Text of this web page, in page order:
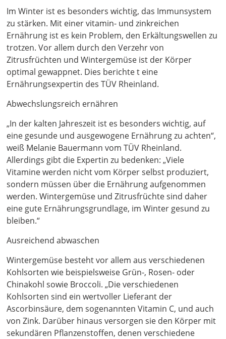
Im Winter ist es besonders wichtig, das Immunsystem
zu stärken. Mit einer vitamin- und zinkreichen
Ernährung ist es kein Problem, den Erkältungswellen zu
trotzen. Vor allem durch den Verzehr von
Zitrusfrüchten und Wintergemüse ist der Körper
optimal gewappnet. Dies berichte t eine
Ernährungsexpertin des TÜV Rheinland.
Abwechslungsreich ernähren
„In der kalten Jahreszeit ist es besonders wichtig, auf
eine gesunde und ausgewogene Ernährung zu achten“,
weiß Melanie Bauermann vom TÜV Rheinland.
Allerdings gibt die Expertin zu bedenken: „Viele
Vitamine werden nicht vom Körper selbst produziert,
sondern müssen über die Ernährung aufgenommen
werden. Wintergemüse und Zitrusfrüchte sind daher
eine gute Ernährungsgrundlage, im Winter gesund zu
bleiben.“
Ausreichend abwaschen
Wintergemüse besteht vor allem aus verschiedenen
Kohlsorten wie beispielsweise Grün-, Rosen- oder
Chinakohl sowie Broccoli. „Die verschiedenen
Kohlsorten sind ein wertvoller Lieferant der
Ascorbinsäure, dem sogenannten Vitamin C, und auch
von Zink. Darüber hinaus versorgen sie den Körper mit
sekundären Pflanzenstoffen, denen verschiedene